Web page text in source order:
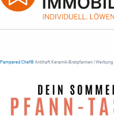
Pampered Chef® Antihaft Keramik-Bratpfannen | Werbung